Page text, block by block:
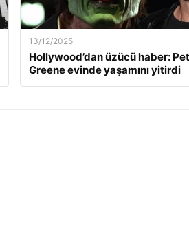
13/12/2025
Hollywood’dan üzücü haber:
Greene evinde yaşamını yitirdi